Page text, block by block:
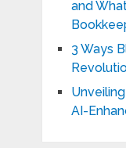
and
3 Ways
AI-